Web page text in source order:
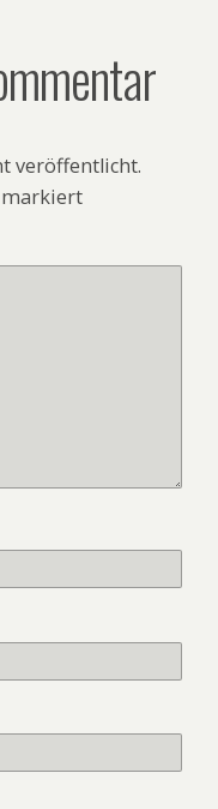
veröffentlicht.
markiert